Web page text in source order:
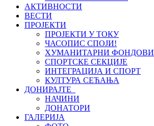
АКТИВНОСТИ
ВЕСТИ
ПРОЈЕКТИ
ПРОЈЕКТИ У ТОКУ
ЧАСОПИС СПОЈИ!
ХУМАНИТАРНИ ФОНДОВИ
СПОРТСКЕ СЕКЦИЈЕ
ИНТЕГРАЦИЈА И СПОРТ
КУЛТУРА СЕЋАЊА
ДОНИРАЈТЕ
НАЧИНИ
ДОНАТОРИ
ГАЛЕРИЈА